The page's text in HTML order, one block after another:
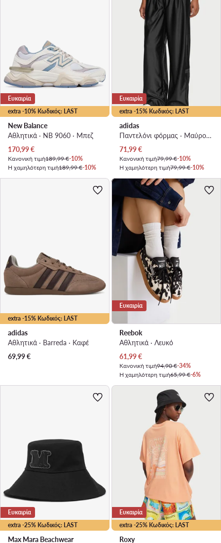
extra -10% Κωδικός: LAST
Ευκαιρία
New Balance
Αθλητικά · NB 9060 · Μπεζ
Τρέχουσα τιμή
170,99€
Κανονική τιμή189,99 €-10%
Η χαμηλότερη τιμή189,99 €-10%
extra -15% Κωδικός: LAST
Ευκαιρία
adidas
Παντελόνι φόρμας · Μαύρο · Relaxed Fit
Τρέχουσα τιμή
71,99€
Κανονική τιμή79,99 €-10%
Η χαμηλότερη τιμή79,99 €-10%
extra -15% Κωδικός: LAST
adidas
Αθλητικά · Barreda · Καφέ
69,99€
Ευκαιρία
Reebok
Αθλητικά · Λευκό
Τρέχουσα τιμή
61,99€
Κανονική τιμή94,90 €-34%
Η χαμηλότερη τιμή65,99 €-6%
extra -25% Κωδικός: LAST
Ευκαιρία
Max Mara Beachwear
extra -25% Κωδικός: LAST
Ευκαιρία
Roxy